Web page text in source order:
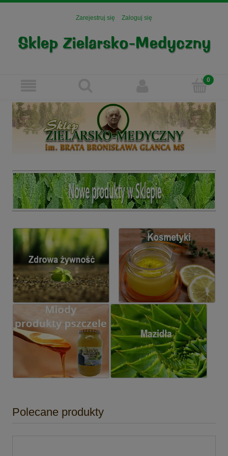
Zarejestruj się Zaloguj się
Polecane produkty